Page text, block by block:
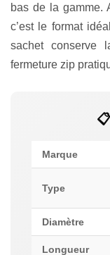
bas de la gamme.
c’est le format
sachet conserve
fermeture zip
Marque
Type
Diamètre
Longueur